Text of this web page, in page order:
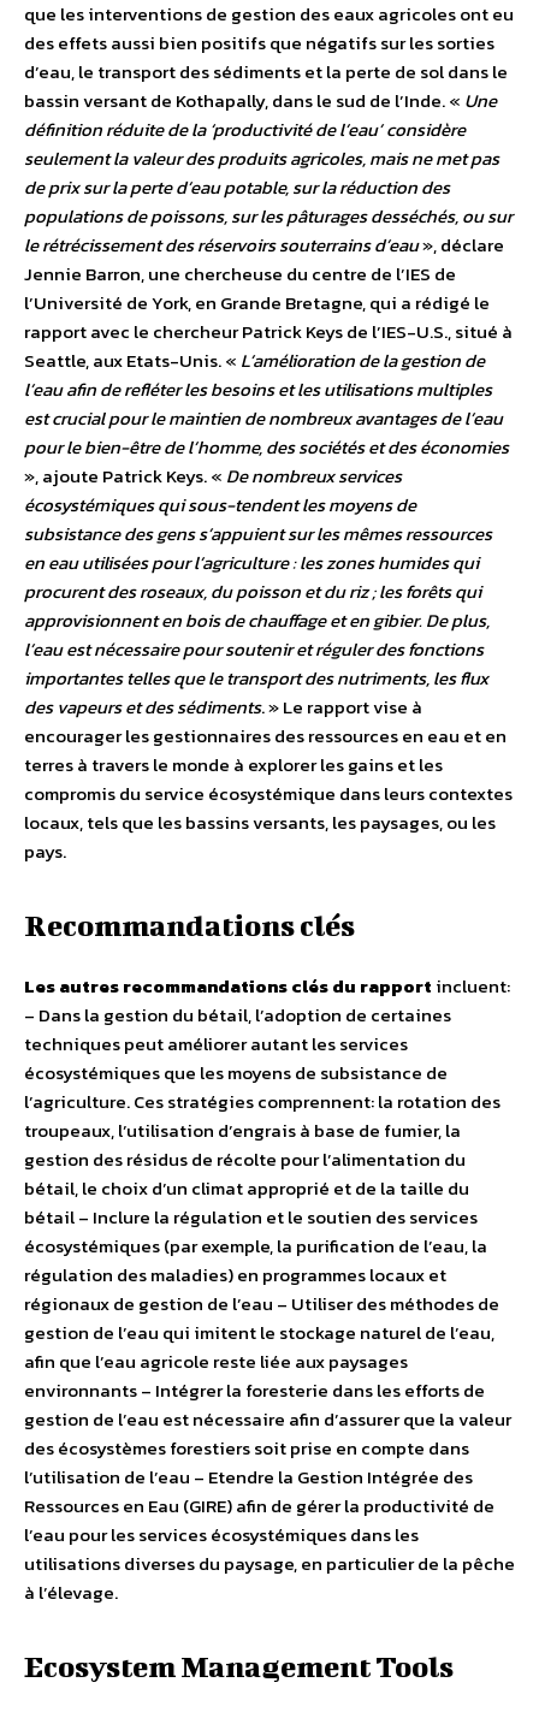
que les interventions de gestion des eaux agricoles ont eu
des effets aussi bien positifs que négatifs sur les sorties
d’eau, le transport des sédiments et la perte de sol dans le
bassin versant de Kothapally, dans le sud de l’Inde. « Une
définition réduite de la ‘productivité de l’eau’ considère
seulement la valeur des produits agricoles, mais ne met pas
de prix sur la perte d’eau potable, sur la réduction des
populations de poissons, sur les pâturages desséchés, ou sur
le rétrécissement des réservoirs souterrains d’eau», déclare
Jennie Barron, une chercheuse du centre de l’IES de
l’Université de York, en Grande Bretagne, qui a rédigé le
rapport avec le chercheur Patrick Keys de l’IES-U.S., situé à
Seattle, aux Etats-Unis. « L’amélioration de la gestion de
l’eau afin de refléter les besoins et les utilisations multiples
est crucial pour le maintien de nombreux avantages de l’eau
pour le bien-être de l’homme, des sociétés et des économies
», ajoute Patrick Keys. « De nombreux services
écosystémiques qui sous-tendent les moyens de
subsistance des gens s’appuient sur les mêmes ressources
en eau utilisées pour l’agriculture : les zones humides qui
procurent des roseaux, du poisson et du riz ; les forêts qui
approvisionnent en bois de chauffage et en gibier. De plus,
l’eau est nécessaire pour soutenir et réguler des fonctions
importantes telles que le transport des nutriments, les flux
des vapeurs et des sédiments. » Le rapport vise à
encourager les gestionnaires des ressources en eau et en
terres à travers le monde à explorer les gains et les
compromis du service écosystémique dans leurs contextes
locaux, tels que les bassins versants, les paysages, ou les
pays.
Recommandations clés
Les autres recommandations clés du rapport incluent:
– Dans la gestion du bétail, l’adoption de certaines
techniques peut améliorer autant les services
écosystémiques que les moyens de subsistance de
l’agriculture. Ces stratégies comprennent: la rotation des
troupeaux, l’utilisation d’engrais à base de fumier, la
gestion des résidus de récolte pour l’alimentation du
bétail, le choix d’un climat approprié et de la taille du
bétail – Inclure la régulation et le soutien des services
écosystémiques (par exemple, la purification de l’eau, la
régulation des maladies) en programmes locaux et
régionaux de gestion de l’eau – Utiliser des méthodes de
gestion de l’eau qui imitent le stockage naturel de l’eau,
afin que l’eau agricole reste liée aux paysages
environnants – Intégrer la foresterie dans les efforts de
gestion de l’eau est nécessaire afin d’assurer que la valeur
des écosystèmes forestiers soit prise en compte dans
l’utilisation de l’eau – Etendre la Gestion Intégrée des
Ressources en Eau (GIRE) afin de gérer la productivité de
l’eau pour les services écosystémiques dans les
utilisations diverses du paysage, en particulier de la pêche
à l’élevage.
Ecosystem Management Tools